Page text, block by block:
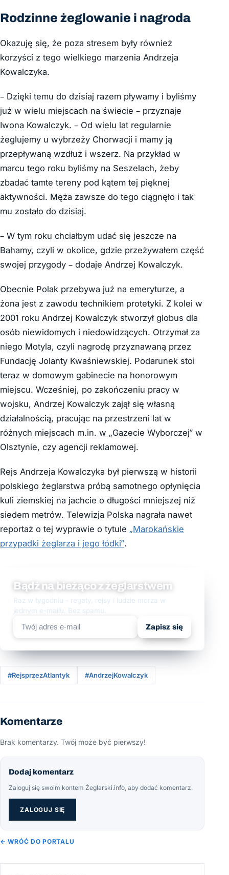
Rodzinne żeglowanie i nagroda
Okazuję się, że poza stresem były również
korzyści z tego wielkiego marzenia Andrzeja
Kowalczyka.
– Dzięki temu do dzisiaj razem pływamy i byliśmy
już w wielu miejscach na świecie – przyznaje
Iwona Kowalczyk. – Od wielu lat regularnie
żeglujemy u wybrzeży Chorwacji i mamy ją
przepływaną wzdłuż i wszerz. Na przykład w
marcu tego roku byliśmy na Seszelach, żeby
zbadać tamte tereny pod kątem tej pięknej
aktywności. Męża zawsze do tego ciągnęło i tak
mu zostało do dzisiaj.
– W tym roku chciałbym udać się jeszcze na
Bahamy, czyli w okolice, gdzie przeżywałem część
swojej przygody – dodaje Andrzej Kowalczyk.
Obecnie Polak przebywa już na emeryturze, a
żona jest z zawodu technikiem protetyki. Z kolei w
2001 roku Andrzej Kowalczyk stworzył globus dla
osób niewidomych i niedowidzących. Otrzymał za
niego Motyla, czyli nagrodę przyznawaną przez
Fundację Jolanty Kwaśniewskiej. Podarunek stoi
teraz w domowym gabinecie na honorowym
miejscu. Wcześniej, po zakończeniu pracy w
wojsku, Andrzej Kowalczyk zajął się własną
działalnością, pracując na przestrzeni lat w
różnych miejscach m.in. w „Gazecie Wyborczej” w
Olsztynie, czy agencji reklamowej.
Rejs Andrzeja Kowalczyka był pierwszą w historii
polskiego żeglarstwa próbą samotnego opłynięcia
kuli ziemskiej na jachcie o długości mniejszej niż
siedem metrów. Telewizja Polska nagrała nawet
reportaż o tej wyprawie o tytule „Marokańskie
przypadki żeglarza i jego łódki”.
Bądź na bieżąco z żeglarstwem
Raz w tygodniu - regaty, rejsy i ludzie morza w
jednym e-mailu. Bez spamu.
Zapisz się
#RejsprzezAtlantyk #AndrzejKowalczyk
Komentarze
Brak komentarzy. Twój może być pierwszy!
Dodaj komentarz
Zaloguj się swoim kontem Żeglarski.info, aby dodać komentarz.
ZALOGUJ SIĘ
← WRÓĆ DO PORTALU